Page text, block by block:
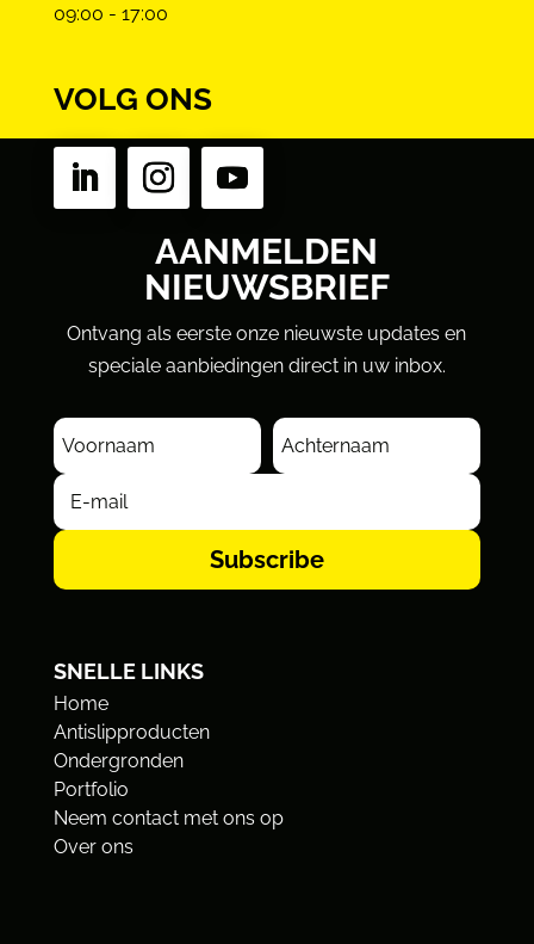
09:00 - 17:00
VOLG ONS
AANMELDEN
NIEUWSBRIEF
Ontvang als eerste onze nieuwste updates en
speciale aanbiedingen direct in uw inbox.
Subscribe
SNELLE LINKS
Home
Antislipproducten
Ondergronden
Portfolio
Neem contact met ons op
Over ons